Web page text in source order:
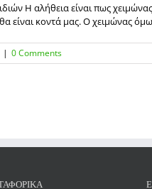
Η αλήθεια είναι πως
είναι κοντά μας. Ο χειμώνας
| 0 Comments